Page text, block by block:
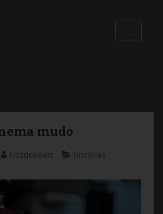
mudo
fritzdobbert Histórias